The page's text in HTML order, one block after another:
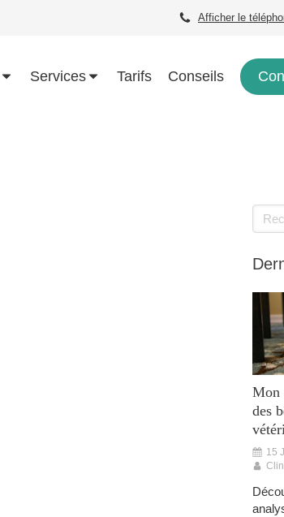
Afficher le
Services Tarifs Conseils
Mon
des
15